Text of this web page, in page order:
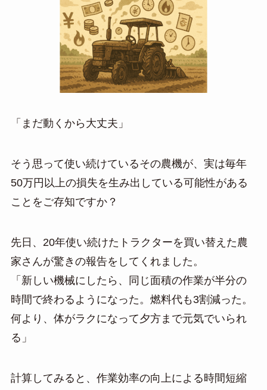
「まだ動くから大丈夫」
そう思って使い続けているその農機が、実は毎年
50万円以上の損失を生み出している可能性がある
ことをご存知ですか？
先日、20年使い続けたトラクターを買い替えた農
家さんが驚きの報告をしてくれました。
「新しい機械にしたら、同じ面積の作業が半分の
時間で終わるようになった。燃料代も3割減った。
何より、体がラクになって夕方まで元気でいられ
る」
計算してみると、作業効率の向上による時間短縮